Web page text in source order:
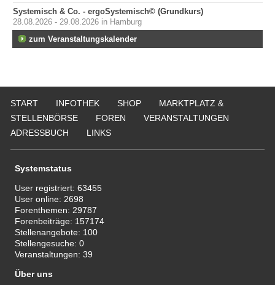
Systemisch & Co. - ergoSystemisch© (Grundkurs)
28.08.2026 - 29.08.2026 in Hamburg
zum Veranstaltungskalender
START INFOTHEK SHOP
MARKTPLATZ &
STELLENBÖRSE
FOREN
VERANSTALTUNGEN
ADRESSBUCH
LINKS
Systemstatus
User registriert:63455
User online: 2698
Forenthemen: 29787
Forenbeiträge: 157174
Stellenangebote: 100
Stellengesuche:0
Veranstaltungen:39
Über uns